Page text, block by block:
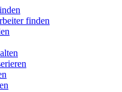
finden